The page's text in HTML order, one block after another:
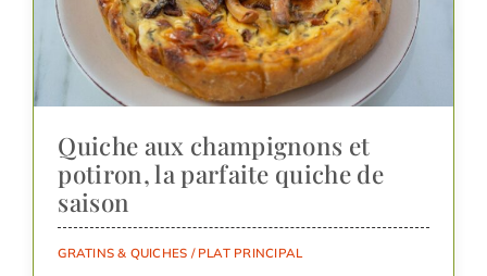
Quiche aux champignons et
potiron, la parfaite quiche de
saison
GRATINS & QUICHES / PLAT PRINCIPAL